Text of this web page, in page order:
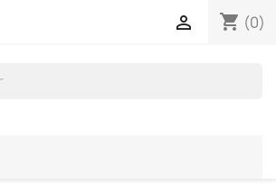
shopping_cart (0)
